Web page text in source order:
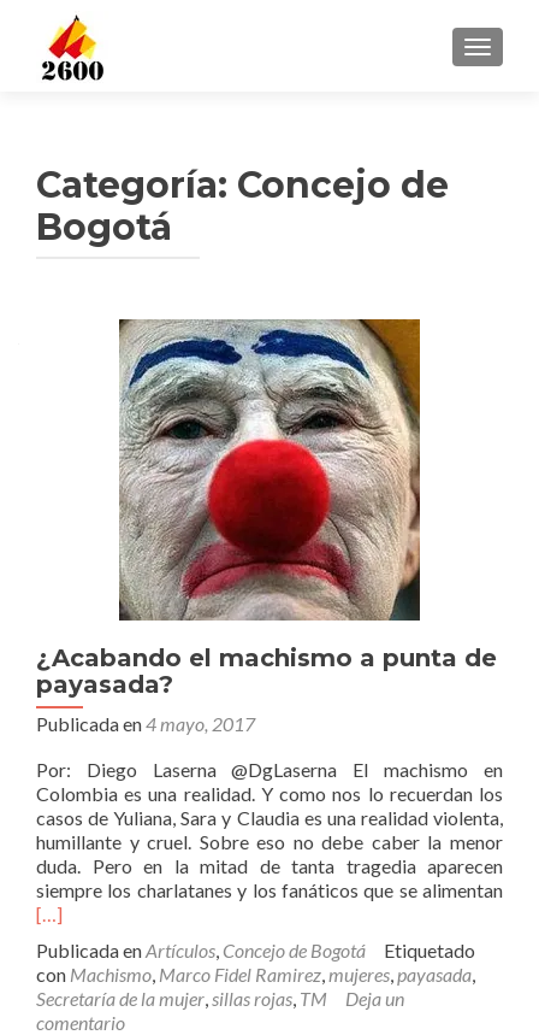
Categoría: Concejo de
Bogotá
¿Acabando el machismo a punta de
payasada?
Publicada en4 mayo, 2017
Por: Diego Laserna @DgLaserna El machismo en
Colombia es una realidad. Y como nos lo recuerdan los
casos de Yuliana, Sara y Claudia es una realidad violenta,
humillante y cruel. Sobre eso no debe caber la menor
duda. Pero en la mitad de tanta tragedia aparecen
siempre los charlatanes y los fanáticos que se alimentanLeer
[…]
Publicada enArtículos, Concejo de Bogotá
Etiquetado
con Machismo, Marco Fidel Ramirez,mujeres,payasada,
Secretaría de la mujer,sillas rojas, TM
Deja un
comentario